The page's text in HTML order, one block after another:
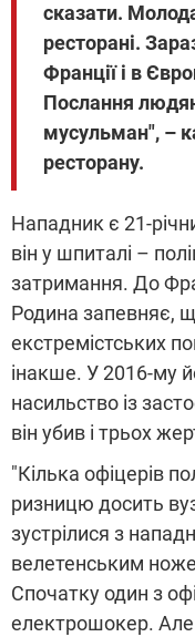
сказати.
ресторані.
Франції і в
Послання
мусульман", –
ресторану.
Нападник є 21-
він у шпиталі –
затримання. До
Родина запевняє,
екстремістських
інакше. У 2016-му
насильство із
він убив і трьох
"Кілька офіцерів
ризницю досить
зустрілися з
велетенським
Спочатку один з
електрошокер.